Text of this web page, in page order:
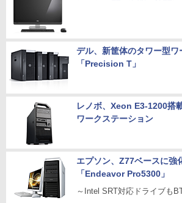
デル、新筐体のタワー型ワ
「Precision T」
レノボ、Xeon E3-1200搭
ワークステーション
エプソン、Z77ベースに強
「Endeavor Pro5300」
～Intel SRT対応ドライブも